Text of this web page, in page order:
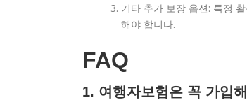
기타 추가 보장 옵션: 특정
해야 합니다.
FAQ
1. 여행자보험은 꼭 가입